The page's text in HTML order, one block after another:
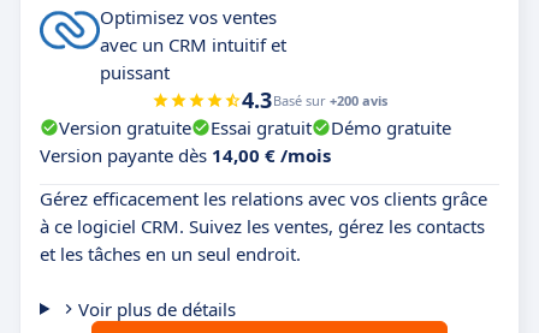
Optimisez vos ventes
avec un CRM intuitif et
puissant
4.3Basé sur +200 avis
Version gratuite Essai gratuit
Démo gratuite
Version payante dès 14,00 € /mois
Gérez efficacement les relations avec vos clients grâce
à ce logiciel CRM. Suivez les ventes, gérez les contacts
et les tâches en un seul endroit.
Voir plus de détails